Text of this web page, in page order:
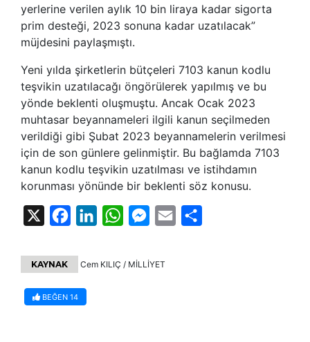
yerlerine verilen aylık 10 bin liraya kadar sigorta
prim desteği, 2023 sonuna kadar uzatılacak”
müjdesini paylaşmıştı.
Yeni yılda şirketlerin bütçeleri 7103 kanun kodlu
teşvikin uzatılacağı öngörülerek yapılmış ve bu
yönde beklenti oluşmuştu. Ancak Ocak 2023
muhtasar beyannameleri ilgili kanun seçilmeden
verildiği gibi Şubat 2023 beyannamelerin verilmesi
için de son günlere gelinmiştir. Bu bağlamda 7103
kanun kodlu teşvikin uzatılması ve istihdamın
korunması yönünde bir beklenti söz konusu.
FacebookLinkedInWhatsAppMessenger
Email
KAYNAK Cem KILIÇ / MİLLİYET
BEĞEN 14